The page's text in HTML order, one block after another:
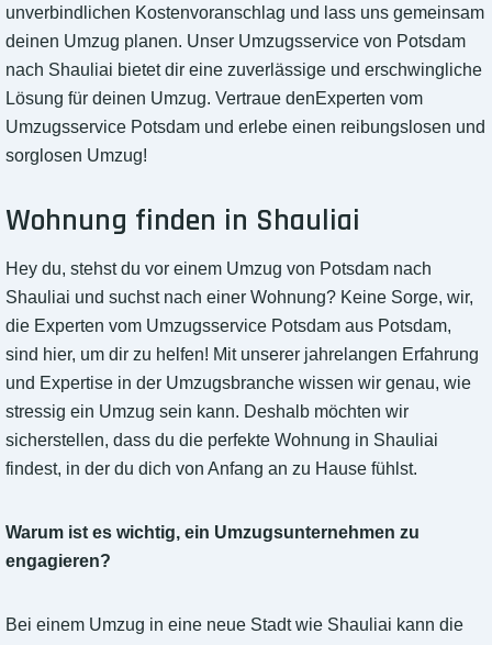
unverbindlichen Kostenvoranschlag und lass uns gemeinsam
deinen Umzug planen. Unser Umzugsservice von Potsdam
nach Shauliai bietet dir eine zuverlässige und erschwingliche
Lösung für deinen Umzug. Vertraue denExperten vom
Umzugsservice Potsdam und erlebe einen reibungslosen und
sorglosen Umzug!
Wohnung finden in Shauliai
Hey du, stehst du vor einem Umzug von Potsdam nach
Shauliai und suchst nach einer Wohnung? Keine Sorge, wir,
die Experten vom Umzugsservice Potsdam aus Potsdam,
sind hier, um dir zu helfen! Mit unserer jahrelangen Erfahrung
und Expertise in der Umzugsbranche wissen wir genau, wie
stressig ein Umzug sein kann. Deshalb möchten wir
sicherstellen, dass du die perfekte Wohnung in Shauliai
findest, in der du dich von Anfang an zu Hause fühlst.
Warum ist es wichtig, ein Umzugsunternehmen zu
engagieren?
Bei einem Umzug in eine neue Stadt wie Shauliai kann die